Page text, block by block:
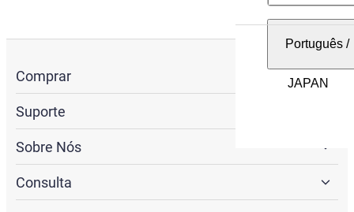
Português/
Comprar
Suporte
Sobre Nós
Consulta